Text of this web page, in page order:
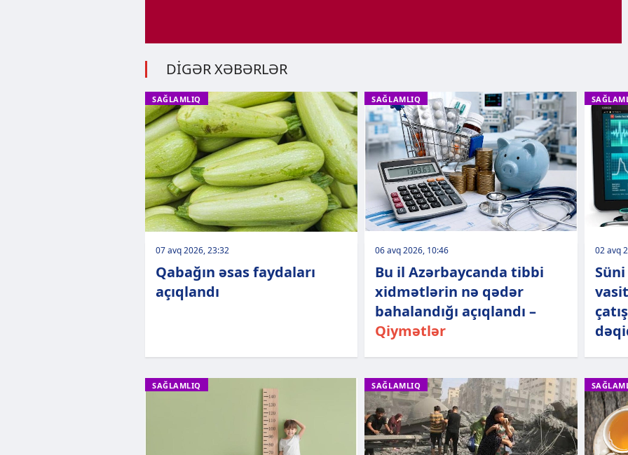
DİGƏR XƏBƏRLƏR
SAĞLAMLIQ
07 avq 2026, 23:32
Qabağın əsas faydaları
açıqlandı
SAĞLAMLIQ
06 avq 2026, 10:46
Bu il Azərbaycanda tibbi
xidmətlərin nə qədər
bahalandığı açıqlandı –
Qiymətlər
02 avq
SAĞLAMLIQ SAĞLAMLIQ